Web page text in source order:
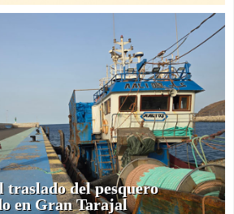
traslado del pesquero
en Gran Tarajal